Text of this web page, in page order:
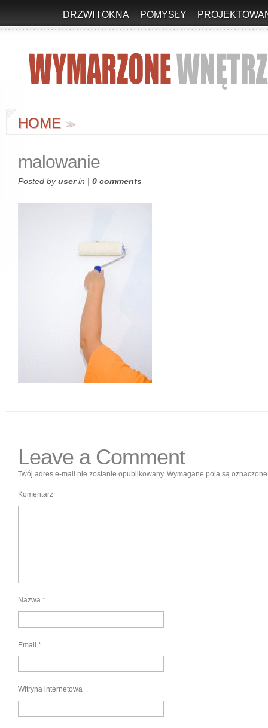
DRZWI I OKNA POMYSŁY
HOME >>
malowanie
Posted byuserin | 0 comments
Leave a Comment
Twój adres e-mail nie zostanie opublikowany. Wymagane pola są
Komentarz
Nazwa *
Email *
Witryna internetowa